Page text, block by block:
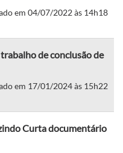
em 04/07/2022 às 14h18
de conclusão de
em 17/01/2024 às 15h22
Curta documentário